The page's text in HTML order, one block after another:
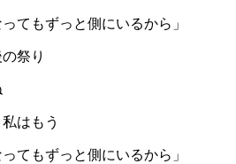
てもずっと側にいるから」
祭り
はもう
てもずっと側にいるから」